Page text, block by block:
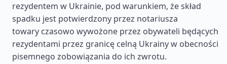
rezydentem w Ukrainie, pod warunkiem, że skład
spadku jest potwierdzony przez notariusza
towary czasowo wywożone przez obywateli będących
rezydentami przez granicę celną Ukrainy w obecności
pisemnego zobowiązania do ich zwrotu.